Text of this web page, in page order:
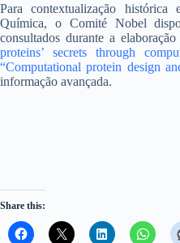
Para contextualização
Química, o Comité Nobel
consultados durante a
proteins’ secrets through
“Computational protein design
informação avançada.
Share this: